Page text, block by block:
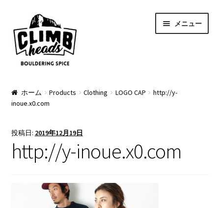
ビ
ゲ
ー
ン
へ
キ
ッ
プ
ン
テ
ン
ス
キ
プ
メニュー
Pads
Apparel
Bag & Accessory
Pad Option
ホーム Products Clothing LOGO CAP
http://y-
inoue.x0.com
投稿日: 2019年12月19日
http://y-inoue.x0.com